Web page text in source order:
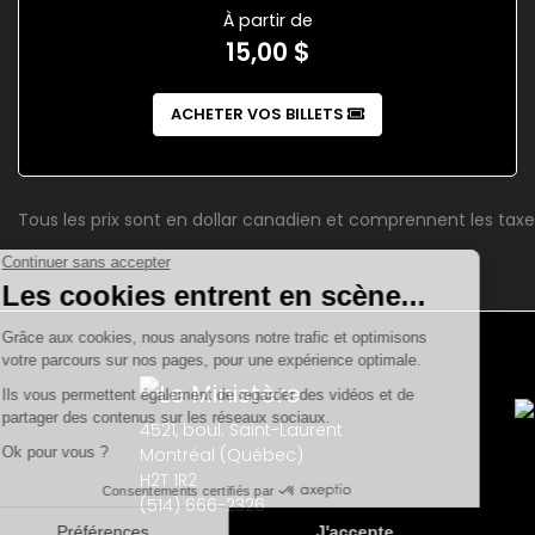
À partir de
15,00 $
ACHETER VOS BILLETS
Tous les prix sont en dollar canadien et comprennent les
4521, boul. Saint-Laurent
Montréal (Québec)
H2T 1R2
(514) 666-2326